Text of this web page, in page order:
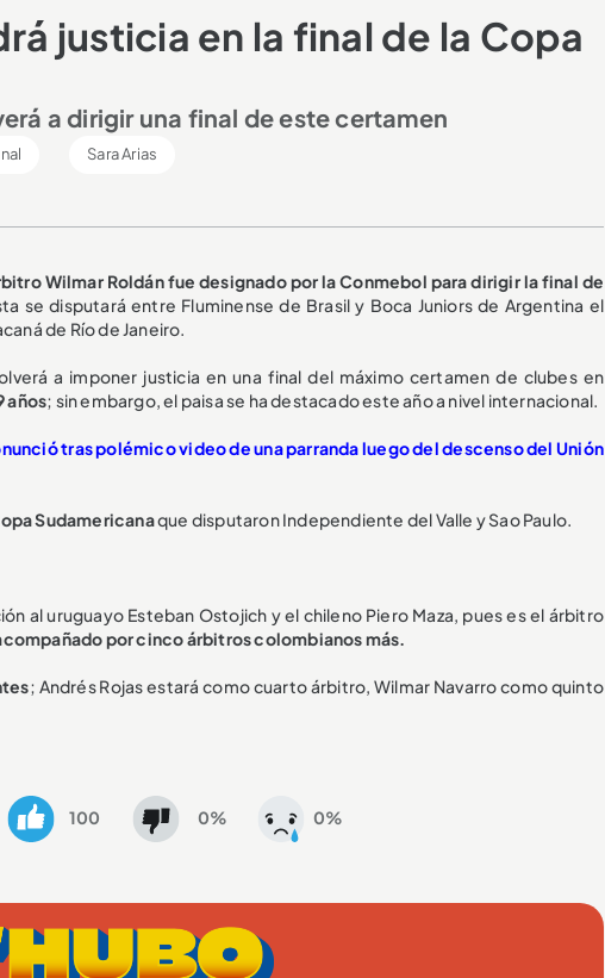
justicia en la final de la Copa
a dirigir una final de este certamen
Sara Arias
Wilmar Roldán fue designado por la Conmebol para dirigir la final de
se disputará entre Fluminense de Brasil y Boca Juniors de Argentina el
de Río de Janeiro.
a imponer justicia en una final del máximo certamen de clubes en
años; sin embargo, el paisa se ha destacado este año a nivel internacional.
tras polémico video de una parranda luego del descenso del Unión
Sudamericanaque disputaron Independiente del Valle y Sao Paulo.
al uruguayo Esteban Ostojich y el chileno Piero Maza, pues es el árbitro
por cinco árbitros colombianos más.
; Andrés Rojas estará como cuarto árbitro, Wilmar Navarro como quinto
100 0% 0%